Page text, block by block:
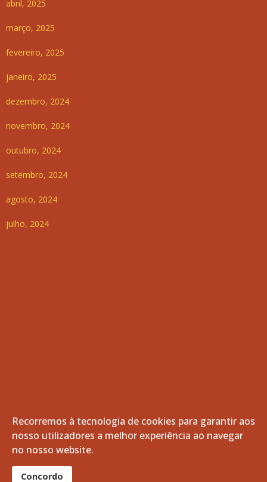
abril, 2025
março, 2025
fevereiro, 2025
janeiro, 2025
dezembro, 2024
novembro, 2024
outubro, 2024
setembro, 2024
agosto, 2024
julho, 2024
© 2026 Freguesia de Vila de Frades. Todos os direitos
reservados.
Recorremos à tecnologia de cookies para garantir aos
nosso utilizadores a melhor experiência ao navegar
no nosso website.
Concordo